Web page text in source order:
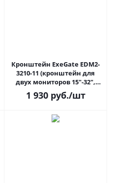
Кронштейн ExeGate EDM2-
3210-11 (кронштейн для
двух мониторов 15"-32",
VESA 75x75, 100x100, 10 кг,
90°/+90°, ращение 360°,
1 930руб./шт